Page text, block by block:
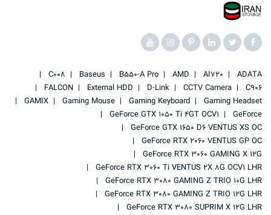
ADATA
AI720
AMD
B550-A Pro
Baseus
C008
C906
CCTV Camera
D-Link
External HDD
FALCON
Gaming Headset
Gaming Keyboard
Gaming Mouse
GAMIX
GeForce
GeForce GTX 1050 Ti 4GT OCV1
GeForce GTX 1650 D6 VENTUS XS OC
GeForce RTX 2060 VENTUS GP OC
GeForce RTX 3060 GAMING X 12G
GeForce RTX 3060 Ti VENTUS 2X 8G OCV1 LHR
GeForce RTX 3080 GAMING Z TRIO 10G LHR
GeForce RTX 3080 GAMING Z TRIO 12G LHR
GeForce RTX 3080 SUPRIM X 12G LHR